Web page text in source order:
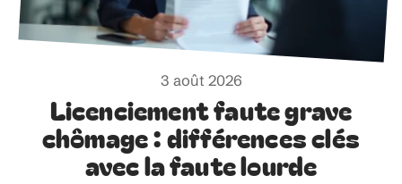
3 août 2026
Licenciement faute grave
chômage : différences clés
avec la faute lourde